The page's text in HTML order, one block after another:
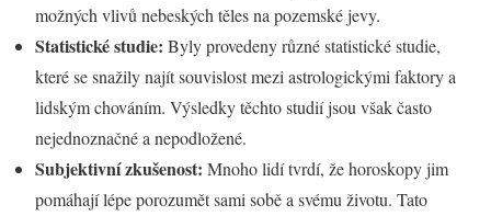
možných vlivů nebeských těles na pozemské jevy.
Statistické studie: Byly provedeny různé statistické studie,
které se snažily najít souvislost mezi astrologickými faktory a
lidským chováním. Výsledky těchto studií jsou však často
nejednoznačné a nepodložené.
Subjektivní zkušenost: Mnoho lidí tvrdí, že horoskopy jim
pomáhají lépe porozumět sami sobě a svému životu. Tato